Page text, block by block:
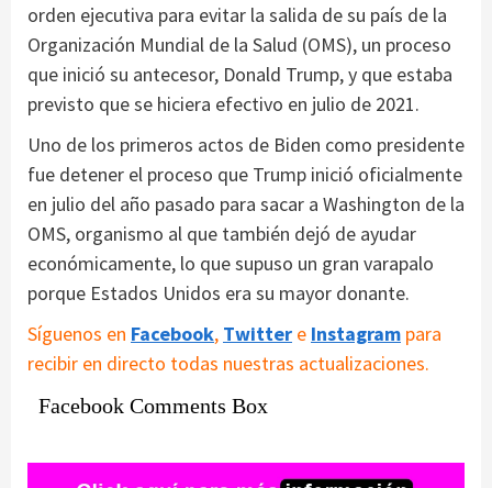
orden ejecutiva para evitar la salida de su país de la
Organización Mundial de la Salud (OMS), un proceso
que inició su antecesor, Donald Trump, y que estaba
previsto que se hiciera efectivo en julio de 2021.
Uno de los primeros actos de Biden como presidente
fue detener el proceso que Trump inició oficialmente
en julio del año pasado para sacar a Washington de la
OMS, organismo al que también dejó de ayudar
económicamente, lo que supuso un gran varapalo
porque Estados Unidos era su mayor donante.
Síguenos en Facebook, Twitter e Instagram para
recibir en directo todas nuestras actualizaciones.
Facebook Comments Box